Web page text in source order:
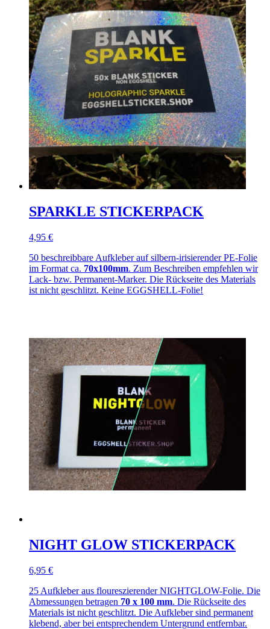
SPARKLE STICKERPACK
4,95 €
50 beschreibbare Aufkleber auf silbern-irisierender PE-Folie
im Format ca. 70x100mm. Zum Beschreiben empfehlen wir
Lack- bzw. Permanent-Marker. Die Rückseite des Materials
ist nicht geschlitzt. Keine EGGSHELL-Folie!
NIGHT GLOW STICKERPACK
6,95 €
25 Aufkleber aus floureszierender NIGHTGLOW-Folie. Die
Abmessungen betragen 70 x 100 mm. Die Rückseite des
Materials ist nicht geschlitzt. Die Aufkleber sind permanent
klebend, aber bei entsprechendem Untergrund entfernbar.